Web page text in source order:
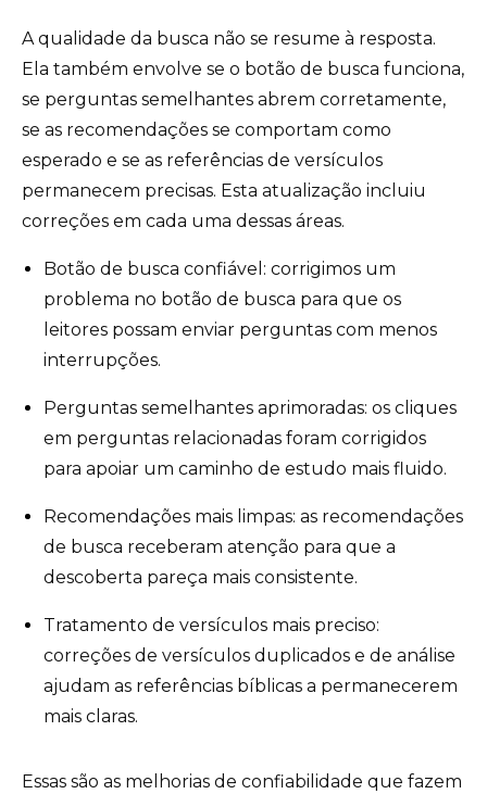
A qualidade da busca não se resume à resposta.
Ela também envolve se o botão de busca funciona,
se perguntas semelhantes abrem corretamente,
se as recomendações se comportam como
esperado e se as referências de versículos
permanecem precisas. Esta atualização incluiu
correções em cada uma dessas áreas.
Botão de busca confiável: corrigimos um
problema no botão de busca para que os
leitores possam enviar perguntas com menos
interrupções.
Perguntas semelhantes aprimoradas: os cliques
em perguntas relacionadas foram corrigidos
para apoiar um caminho de estudo mais fluido.
Recomendações mais limpas: as recomendações
de busca receberam atenção para que a
descoberta pareça mais consistente.
Tratamento de versículos mais preciso:
correções de versículos duplicados e de análise
ajudam as referências bíblicas a permanecerem
mais claras.
Essas são as melhorias de confiabilidade que fazem